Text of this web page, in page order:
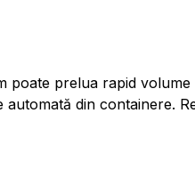
prelua rapid
din containere.